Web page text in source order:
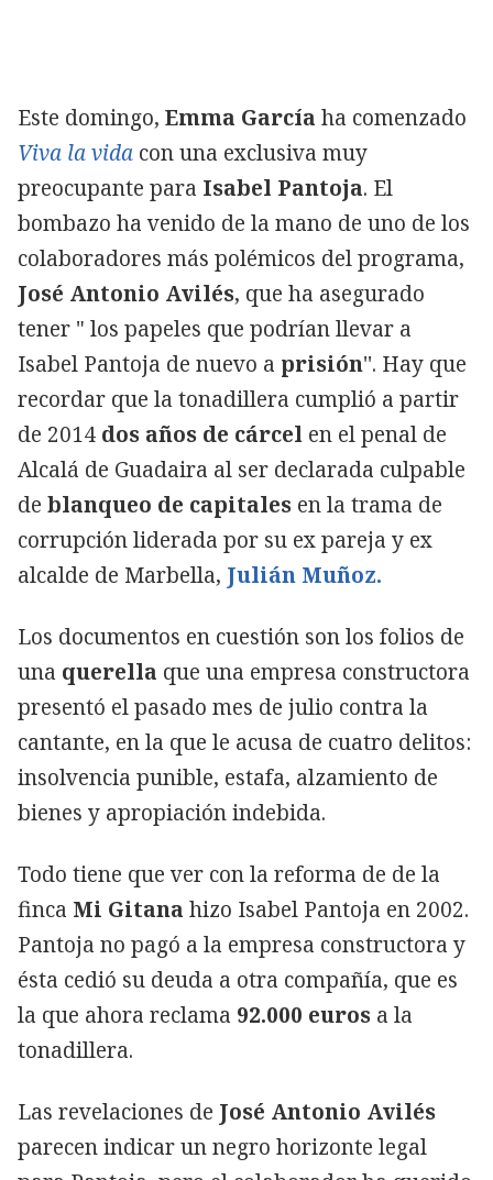
Este domingo, Emma García ha comenzado
Viva la vida con una exclusiva muy
preocupante para Isabel Pantoja. El
bombazo ha venido de la mano de uno de los
colaboradores más polémicos del programa,
José Antonio Avilés, que ha asegurado
tener " los papeles que podrían llevar a
Isabel Pantoja de nuevo a prisión''. Hay que
recordar que la tonadillera cumplió a partir
de 2014 dos años de cárcel en el penal de
Alcalá de Guadaira al ser declarada culpable
de blanqueo de capitales en la trama de
corrupción liderada por su ex pareja y ex
alcalde de Marbella, Julián Muñoz.
Los documentos en cuestión son los folios de
una querella que una empresa constructora
presentó el pasado mes de julio contra la
cantante, en la que le acusa de cuatro delitos:
insolvencia punible, estafa, alzamiento de
bienes y apropiación indebida.
Todo tiene que ver con la reforma de de la
finca Mi Gitana hizo Isabel Pantoja en 2002.
Pantoja no pagó a la empresa constructora y
ésta cedió su deuda a otra compañía, que es
la que ahora reclama 92.000 euros a la
tonadillera.
Las revelaciones de José Antonio Avilés
parecen indicar un negro horizonte legal